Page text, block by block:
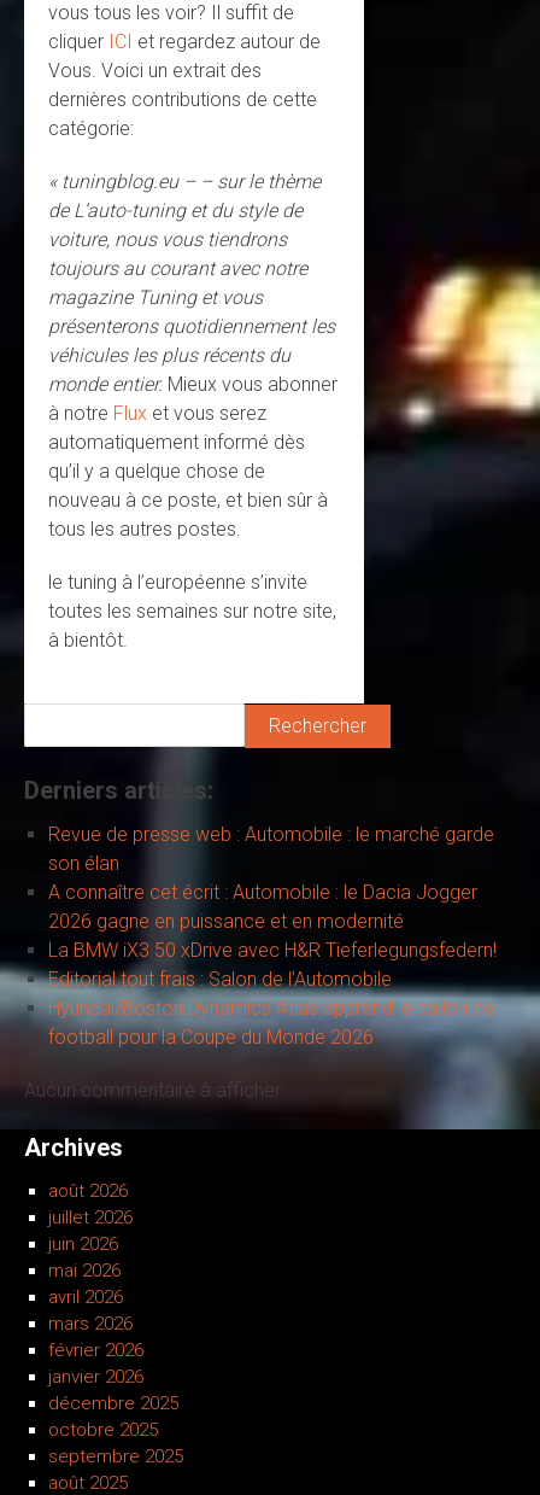
vous tous les voir? Il suffit de
cliquer ICI et regardez autour de
Vous. Voici un extrait des
dernières contributions de cette
catégorie:
« tuningblog.eu – – sur le thème
de L’auto-tuning et du style de
voiture, nous vous tiendrons
toujours au courant avec notre
magazine Tuning et vous
présenterons quotidiennement les
véhicules les plus récents du
monde entier. Mieux vous abonner
à notre Flux et vous serez
automatiquement informé dès
qu’il y a quelque chose de
nouveau à ce poste, et bien sûr à
tous les autres postes.
le tuning à l’européenne s’invite
toutes les semaines sur notre site,
à bientôt.
Rechercher
Derniers articles:
Revue de presse web : Automobile : le marché garde
son élan
A connaître cet écrit : Automobile : le Dacia Jogger
2026 gagne en puissance et en modernité
La BMW iX3 50 xDrive avec H&R Tieferlegungsfedern!
Editorial tout frais : Salon de l’Automobile
Hyundai/Boston Dynamics Atlas apprend le ballon de
football pour la Coupe du Monde 2026
Aucun commentaire à afficher.
Archives
août 2026
juillet 2026
juin 2026
mai 2026
avril 2026
mars 2026
février 2026
janvier 2026
décembre 2025
octobre 2025
septembre 2025
août 2025